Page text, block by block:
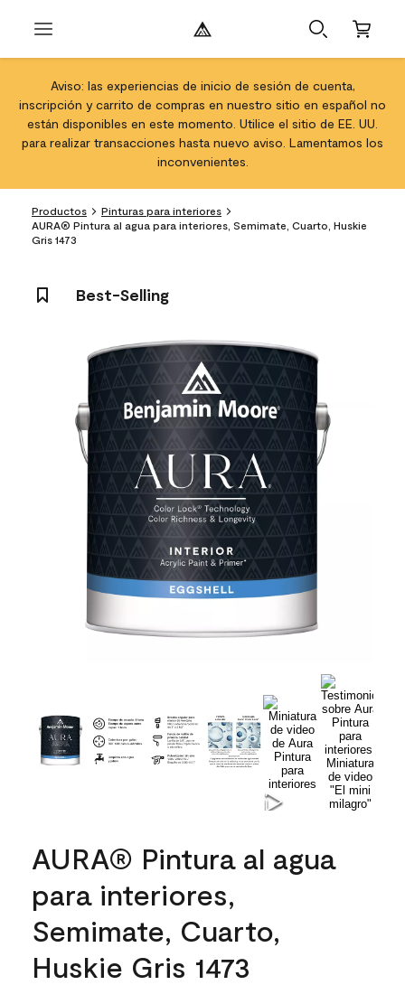
Aviso: las experiencias de inicio de sesión de cuenta,
inscripción y carrito de compras en nuestro sitio en español no
están disponibles en este momento. Utilice el sitio de EE. UU.
para realizar transacciones hasta nuevo aviso. Lamentamos los
inconvenientes.
Productos
Pinturas para interiores
AURA® Pintura al agua para interiores, Semimate, Cuarto, Huskie
Gris 1473
Best-Selling
AURA® Pintura al agua
para interiores,
Semimate, Cuarto,
Huskie Gris 1473